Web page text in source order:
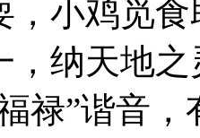
，小鸡觅
，纳天地
禄”谐音